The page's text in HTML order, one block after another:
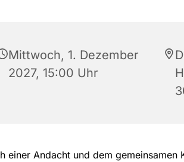
Mittwoch, 1. Dezember
2027, 15:00 Uhr
einer Andacht und dem gemeinsamen